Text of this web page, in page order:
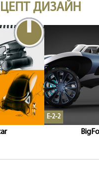
ДИЗАЙН
E-2-2